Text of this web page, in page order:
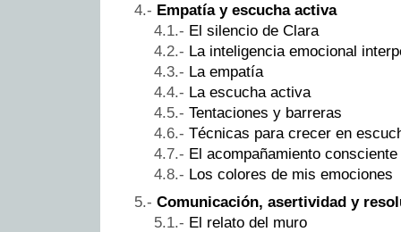
Empatía y escucha activa
El silencio de Clara
La inteligencia emocional
La empatía
La escucha activa
Tentaciones y barreras
Técnicas para crecer en
El acompañamiento consciente
Los colores de mis emociones
Comunicación, asertividad y
El relato del muro